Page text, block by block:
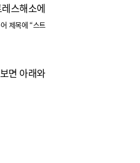
스해소에
제목에 “스트
면 아래와